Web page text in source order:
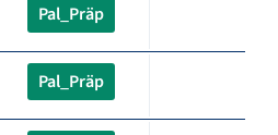
Pal_Präp
Pal_Präp